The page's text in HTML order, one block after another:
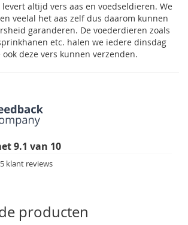
levert altijd vers aas en voedseldieren. We
veelal het aas zelf dus daarom kunnen
garanderen. De voederdieren zoals
etc. halen we iedere dinsdag
ook deze vers kunnen verzenden.
9.1 van 10
klant reviews
producten